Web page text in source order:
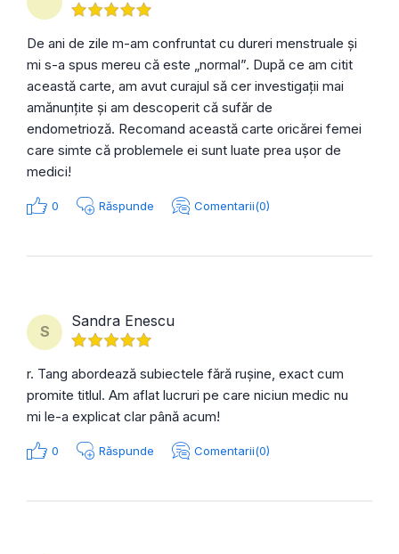
De ani de zile m-am confruntat cu dureri menstruale și
mi s-a spus mereu că este „normal”. După ce am citit
această carte, am avut curajul să cer investigații mai
amănunțite și am descoperit că sufăr de
endometrioză. Recomand această carte oricărei femei
care simte că problemele ei sunt luate prea ușor de
medici!
0 Răspunde Comentarii(0)
S
Sandra Enescu
r. Tang abordează subiectele fără rușine, exact cum
promite titlul. Am aflat lucruri pe care niciun medic nu
mi le-a explicat clar până acum!
0 Răspunde Comentarii(0)